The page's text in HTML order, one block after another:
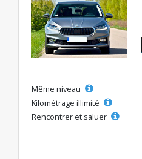
Même niveau
Kilométrage illimité
Rencontrer et saluer